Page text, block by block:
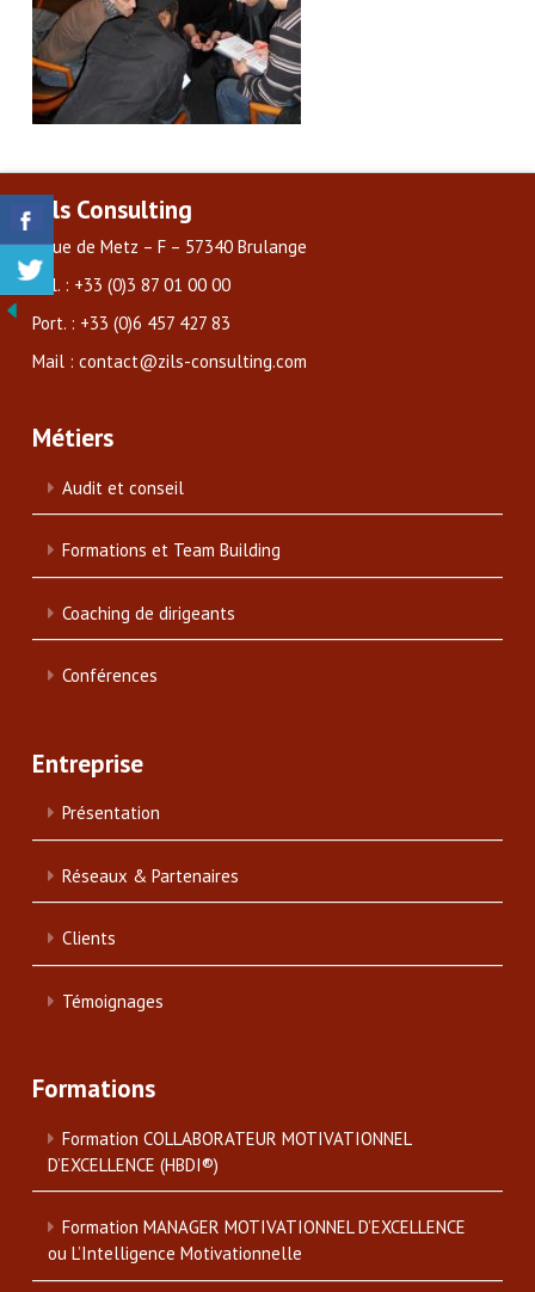
Zils Consulting
3 rue de Metz – F – 57340 Brulange
Tél. : +33 (0)3 87 01 00 00
Port. : +33 (0)6 457 427 83
Mail : contact@zils-consulting.com
Métiers
Audit et conseil
Formations et Team Building
Coaching de dirigeants
Conférences
Entreprise
Présentation
Réseaux & Partenaires
Clients
Témoignages
Formations
Formation COLLABORATEUR MOTIVATIONNEL
D’EXCELLENCE (HBDI®)
Formation MANAGER MOTIVATIONNEL D’EXCELLENCE
ou L’Intelligence Motivationnelle